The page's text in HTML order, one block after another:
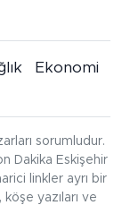
Ekonomi
sorumludur.
Dakika Eskişehir
linkler ayrı bir
yazıları ve